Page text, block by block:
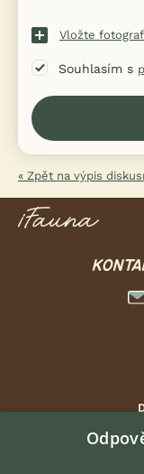
Vložte
Souhlasím s
« Zpět na výpis